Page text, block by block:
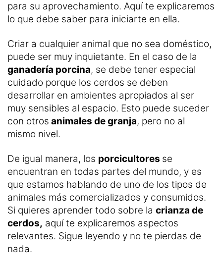
para su aprovechamiento. Aquí te explicaremos
lo que debe saber para iniciarte en ella.
Criar a cualquier animal que no sea doméstico,
puede ser muy inquietante. En el caso de la
ganadería porcina, se debe tener especial
cuidado porque los cerdos se deben
desarrollar en ambientes apropiados al ser
muy sensibles al espacio. Esto puede suceder
con otros animales de granja, pero no al
mismo nivel.
De igual manera, los porcicultores se
encuentran en todas partes del mundo, y es
que estamos hablando de uno de los tipos de
animales más comercializados y consumidos.
Si quieres aprender todo sobre la crianza de
cerdos, aquí te explicaremos aspectos
relevantes. Sigue leyendo y no te pierdas de
nada.